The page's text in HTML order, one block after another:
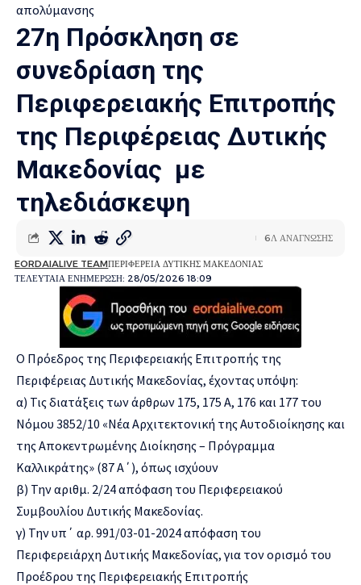
27η Πρόσκληση σε
συνεδρίαση της
Περιφερειακής Επιτροπής
της Περιφέρειας Δυτικής
Μακεδονίας με
τηλεδιάσκεψη
ΤΕΛΕΥΤΑΙΑ ΕΝΗΜΕΡΩΣΗ: 28/05/2026 18:09
EORDAIALIVE TEAMΠΕΡΙΦΕΡΕΙΑ ΔΥΤΙΚΗΣ ΜΑΚΕΔΟΝΙΑΣ
6Λ ΑΝΑΓΝΩΣΗΣ
Ο Πρόεδρος της Περιφερειακής Επιτροπής της
Περιφέρειας Δυτικής Μακεδονίας, έχοντας υπόψη:
α) Τις διατάξεις των άρθρων 175, 175 Α, 176 και 177 του
Νόμου 3852/10 «Νέα Αρχιτεκτονική της Αυτοδιοίκησης και
της Αποκεντρωμένης Διοίκησης – Πρόγραμμα
Καλλικράτης» (87 Α΄), όπως ισχύουν
β) Την αριθμ. 2/24 απόφαση του Περιφερειακού
Συμβουλίου Δυτικής Μακεδονίας.
γ) Την υπ΄ αρ. 991/03-01-2024 απόφαση του
Περιφερειάρχη Δυτικής Μακεδονίας, για τον ορισμό του
Προέδρου της Περιφερειακής Επιτροπής